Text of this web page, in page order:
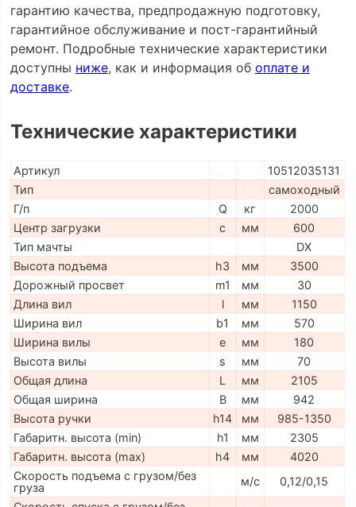
гарантию качества, предпродажную подготовку,
гарантийное обслуживание и пост-гарантийный
ремонт. Подробные технические характеристики
доступны ниже, как и информация об оплате и
доставке.
Технические характеристики
Артикул
10512035131
Тип
самоходный
Г/п
Q кг
2000
Центр загрузки
c мм
600
Тип мачты
DX
Высота подъема
h3 мм
3500
Дорожный просвет
m1 мм
30
Длина вил
l мм
1150
Ширина вил
b1 мм
570
Ширина вилы
e мм
180
Высота вилы
s мм
70
Общая длина
L мм
2105
Общая ширина
B мм
942
Высота ручки
h14 мм
985-1350
Габаритн. высота (min)
h1 мм
2305
Габаритн. высота (max)
h4 мм
4020
Скорость подъема с грузом/без
груза
м/с
0,12/0,15